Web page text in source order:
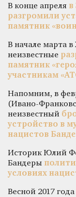
В конце апреля в
разгромили
памятник
В начале марта в
неизвестные
памятник
участникам
Напомним, в
(Ивано-
неизвестный
устройство в
нацистов
Историк Юлий
Бандеры
условиях
Весной 2017